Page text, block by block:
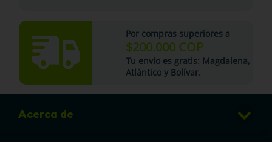
Por compras superiores a
$200.000 COP
Tu envío es gratis: Magdalena,
Atlántico y Bolívar.
Acerca de